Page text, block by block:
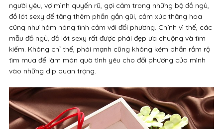
người yêu, vợ mình quyến rũ, gợi cảm trong những bộ đồ ngủ,
đồ lót sexy để tăng thêm phần gần gũi, cảm xúc thăng hoa
cũng như hâm nóng tình cảm với đối phương. Chính vì thế, các
mẫu đồ ngủ, đồ lót sexy rất được phái đẹp ưa chuộng và tìm
kiếm. Không chỉ thế, phái mạnh cũng không kém phần rầm rộ
tìm mua để làm món quà tình yêu cho đối phương của mình
vào những dịp quan trọng.